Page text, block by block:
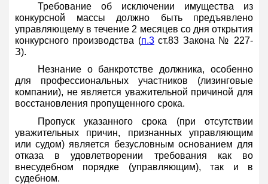
Требование об исключении имущества из
конкурсной массы должно быть предъявлено
управляющему в течение 2 месяцев со дня открытия
конкурсного производства (п.3ст.83 Закона № 227-
З).
Незнание о банкротстве должника, особенно
для профессиональных участников (лизинговые
компании), не является уважительной причиной для
восстановления пропущенного срока.
Пропуск указанного срока (при отсутствии
уважительных причин, признанных управляющим
или судом) является безусловным основанием для
отказа в удовлетворении требования как во
внесудебном порядке (управляющим), так и в
судебном.